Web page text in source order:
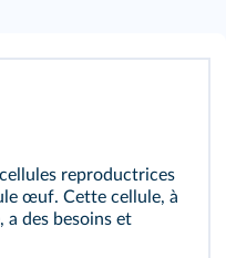
reproductrices
œuf. Cette cellule, à
a des besoins et